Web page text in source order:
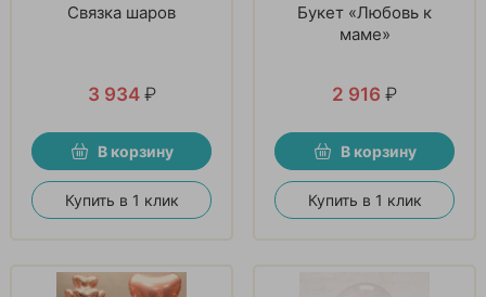
Связка шаров
3 934 ₽
В корзину
Купить в 1 клик
Букет «Любовь к
маме»
2 916 ₽
В корзину
Купить в 1 клик